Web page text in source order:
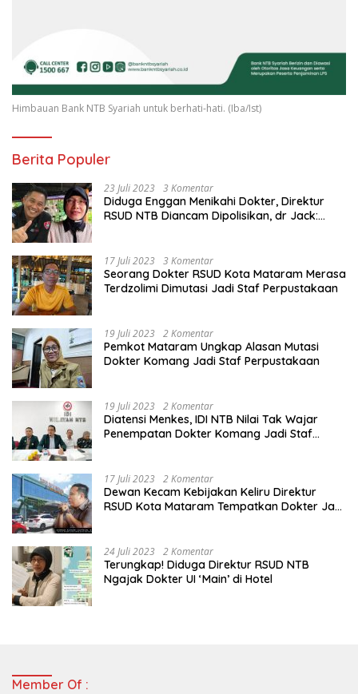
Himbauan Bank NTB Syariah untuk berhati-hati. (Iba/Ist)
Berita Populer
23 Juli 2023 3 Komentar
Diduga Enggan Menikahi Dokter, Direktur
RSUD NTB Diancam Dipolisikan, dr Jack:
17 Juli 2023 3 Komentar
Seorang Dokter RSUD Kota Mataram Merasa
Terdzolimi Dimutasi Jadi Staf Perpustakaan
19 Juli 2023 2 Komentar
Pemkot Mataram Ungkap Alasan Mutasi
Dokter Komang Jadi Staf Perpustakaan
19 Juli 2023 2 Komentar
Diatensi Menkes, IDI NTB Nilai Tak Wajar
Penempatan Dokter Komang Jadi Staf
17 Juli 2023 2 Komentar
Dewan Kecam Kebijakan Keliru Direktur
RSUD Kota Mataram Tempatkan Dokter Jadi
24 Juli 2023 2 Komentar
Terungkap! Diduga Direktur RSUD NTB
Ngajak Dokter UI ‘Main’ di Hotel
Member Of :